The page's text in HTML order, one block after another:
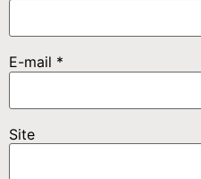
E-mail *
Site